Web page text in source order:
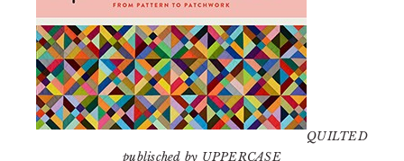
QUILTED
publisched by UPPERCASE